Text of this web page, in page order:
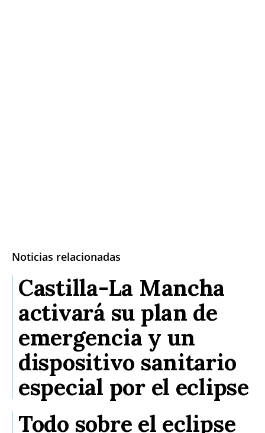
Noticias relacionadas
Castilla-La Mancha
activará su plan de
emergencia y un
dispositivo sanitario
especial por el eclipse
Todo sobre el eclipse